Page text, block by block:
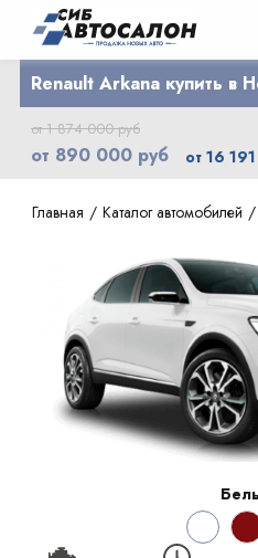
Renault Arkana купить в
от 1 874 000 руб
от 890 000 руб от 16
Главная Каталог автомобилей